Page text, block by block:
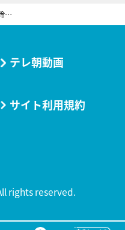
トリンドル玲奈、300頭の豆柴と戯れ大はしゃぎ！「一生遊べる」と満面の笑み
テレ朝動画
サイト利用規約
rights reserved.